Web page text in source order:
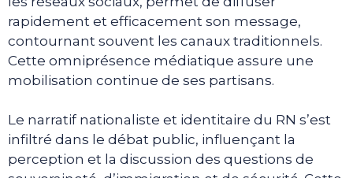
rapidement et efficacement son message,
contournant souvent les canaux traditionnels.
Cette omniprésence médiatique assure une
mobilisation continue de ses partisans.
Le narratif nationaliste et identitaire du RN s’est
infiltré dans le débat public, influençant la
perception et la discussion des questions de